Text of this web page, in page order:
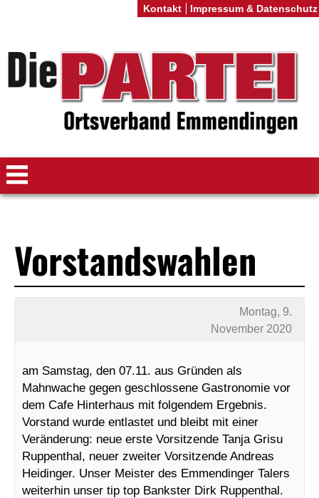
Vorstandswahlen
Montag, 9.
November 2020
am Samstag, den 07.11. aus Gründen als
Mahnwache gegen geschlossene Gastronomie vor
dem Cafe Hinterhaus mit folgendem Ergebnis.
Vorstand wurde entlastet und bleibt mit einer
Veränderung: neue erste Vorsitzende Tanja Grisu
Ruppenthal, neuer zweiter Vorsitzende Andreas
Heidinger. Unser Meister des Emmendinger Talers
weiterhin unser tip top Bankster Dirk Ruppenthal.
Kontakt Impressum & Datenschutz